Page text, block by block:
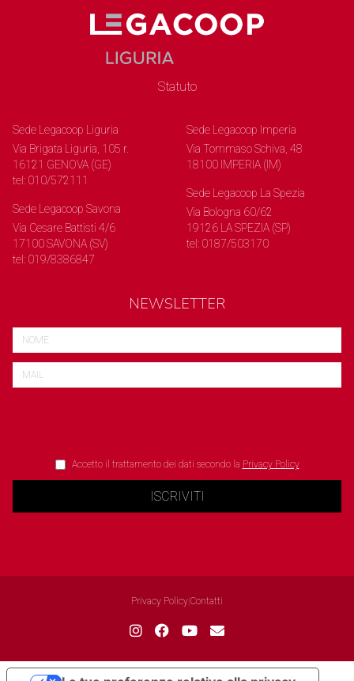
Statuto
Sede Legacoop Liguria
Via Brigata Liguria, 105 r.
16121 GENOVA (GE)
tel: 010/572111
Sede Legacoop Savona
Via Cesare Battisti 4/6
17100 SAVONA (SV)
tel: 019/8386847
Sede Legacoop Imperia
Via Tommaso Schiva, 48
18100 IMPERIA (IM)
Sede Legacoop La Spezia
Via Bologna 60/62
19126 LA SPEZIA (SP)
tel: 0187/503170
NEWSLETTER
Accetto il trattamento dei dati secondo la Privacy Policy
ISCRIVITI
Privacy Policy Contatti